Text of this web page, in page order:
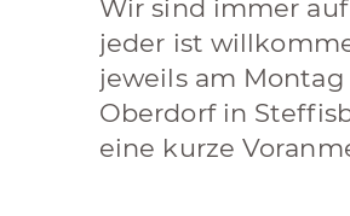
Wir sind immer
jeder ist
jeweils am Montag
Oberdorf in
eine kurze